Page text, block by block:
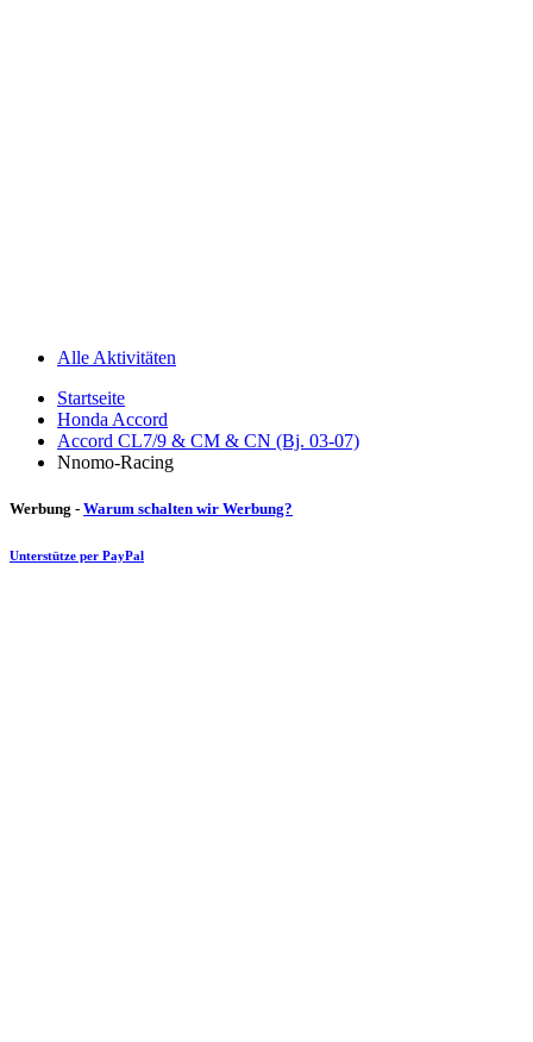
Alle Aktivitäten
Startseite
Honda Accord
Accord CL7/9 & CM & CN (Bj. 03-07)
Nnomo-Racing
Werbung - Warum schalten wir Werbung?
Unterstütze per PayPal